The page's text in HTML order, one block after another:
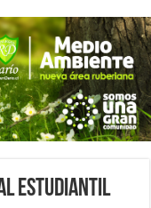
Estudiantil